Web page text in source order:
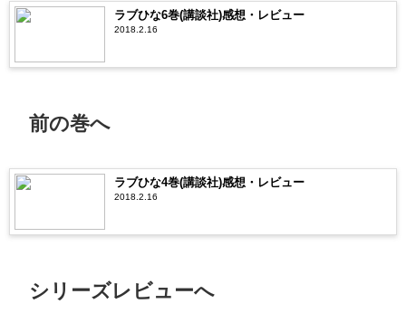
ラブひな6巻(講談社)感想・レビュー
2018.2.16
前の巻へ
ラブひな4巻(講談社)感想・レビュー
2018.2.16
シリーズレビューへ